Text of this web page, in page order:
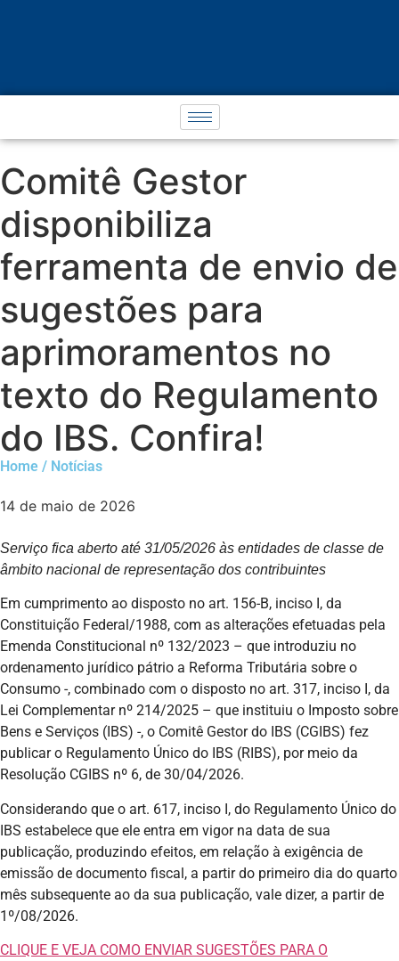
Comitê Gestor
disponibiliza
ferramenta de envio de
sugestões para
aprimoramentos no
texto do Regulamento
do IBS. Confira!
Home / Notícias
14 de maio de 2026
Serviço fica aberto até 31/05/2026 às entidades de classe de
âmbito nacional de representação dos contribuintes
Em cumprimento ao disposto no art. 156-B, inciso I, da
Constituição Federal/1988, com as alterações efetuadas pela
Emenda Constitucional nº 132/2023 – que introduziu no
ordenamento jurídico pátrio a Reforma Tributária sobre o
Consumo -, combinado com o disposto no art. 317, inciso I, da
Lei Complementar nº 214/2025 – que instituiu o Imposto sobre
Bens e Serviços (IBS) -, o Comitê Gestor do IBS (CGIBS) fez
publicar o Regulamento Único do IBS (RIBS), por meio da
Resolução CGIBS nº 6, de 30/04/2026.
Considerando que o art. 617, inciso I, do Regulamento Único do
IBS estabelece que ele entra em vigor na data de sua
publicação, produzindo efeitos, em relação à exigência de
emissão de documento fiscal, a partir do primeiro dia do quarto
mês subsequente ao da sua publicação, vale dizer, a partir de
1º/08/2026.
CLIQUE E VEJA COMO ENVIAR SUGESTÕES PARA O